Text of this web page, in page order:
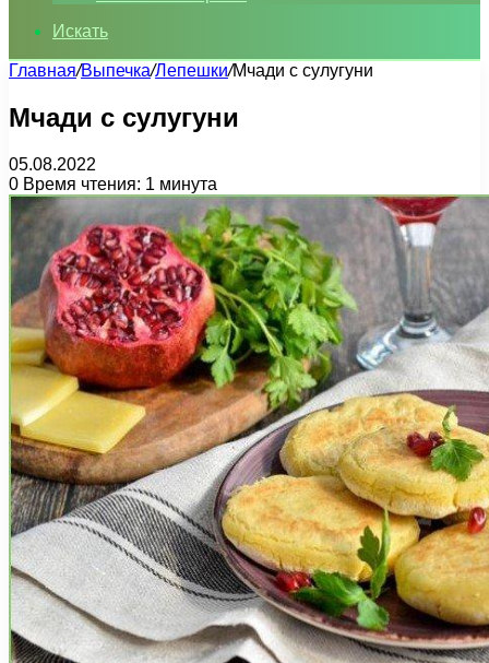
Искать
Главная/Выпечка/Лепешки/Мчади с сулугуни
Мчади с сулугуни
05.08.2022
0 Время чтения: 1 минута